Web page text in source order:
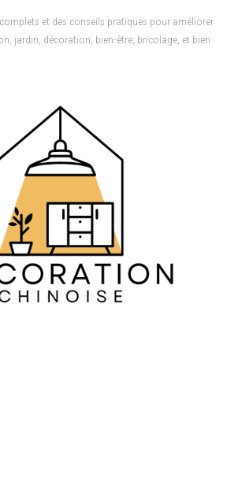
et des conseils pratiques pour améliorer
jardin, décoration, bien-être, bricolage, et bien